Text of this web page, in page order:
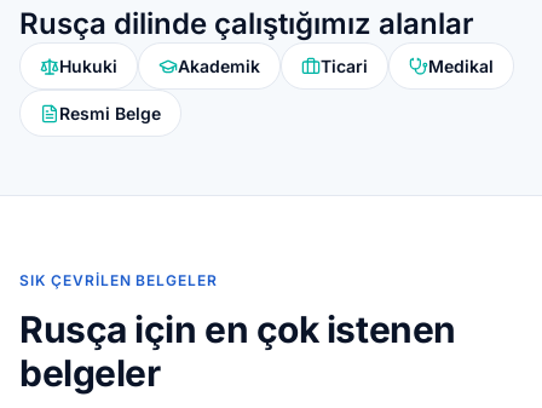
Rusça dilinde çalıştığımız alanlar
Hukuki Akademik Ticari Medikal
Resmi Belge
SIK ÇEVRILEN BELGELER
Rusça için en çok istenen
belgeler